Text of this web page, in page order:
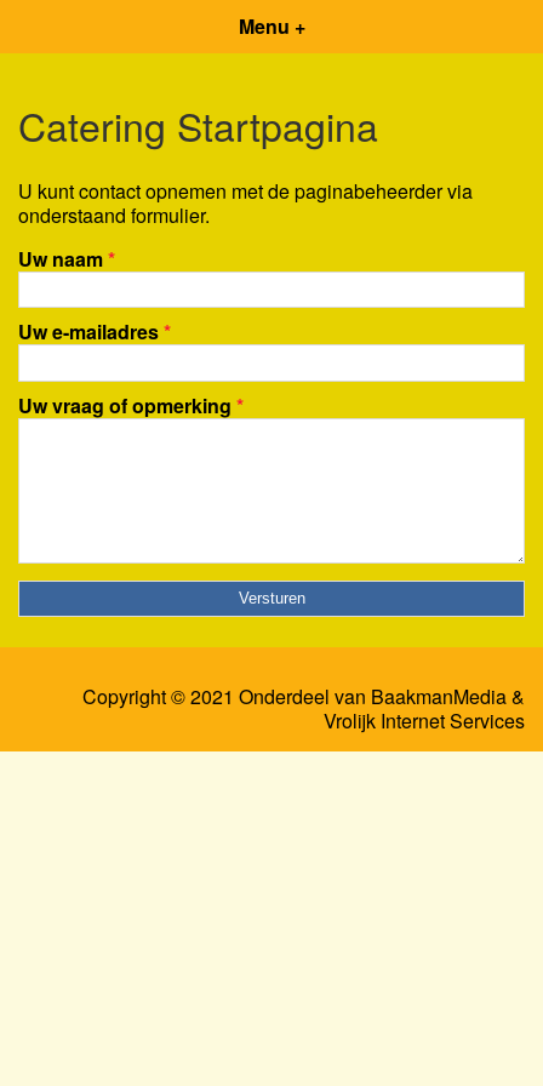
Menu +
Catering Startpagina
U kunt contact opnemen met de paginabeheerder via
onderstaand formulier.
Uw naam*
Uw e-mailadres*
Uw vraag of opmerking *
Copyright © 2021 Onderdeel van BaakmanMedia&
Vrolijk Internet Services